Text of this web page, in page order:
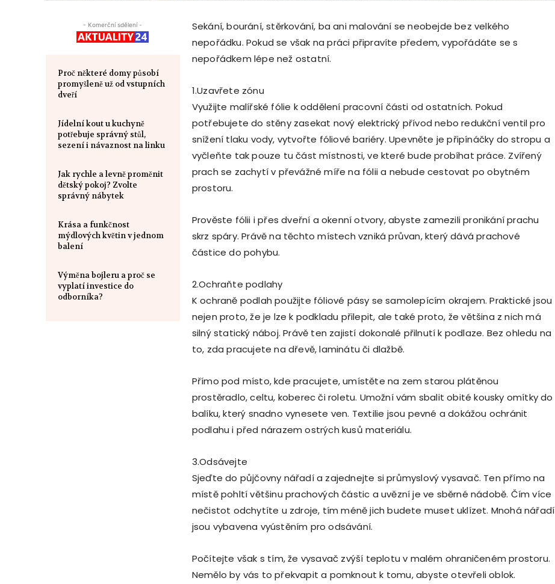
- Komerční sdělení -
Proč některé domy působí
promyšleně už od vstupních
dveří
Jídelní kout u kuchyně
potřebuje správný stůl,
sezení i návaznost na linku
Jak rychle a levně proměnit
dětský pokoj? Zvolte
správný nábytek
Krása a funkčnost
mýdlových květin v jednom
balení
Výměna bojleru a proč se
vyplatí investice do
odborníka?
Sekání, bourání, stěrkování, ba ani malování se neobejde bez velkého
nepořádku. Pokud se však na práci připravíte předem, vypořádáte se s
nepořádkem lépe než ostatní.
1.Uzavřete zónu
Využijte malířské fólie k oddělení pracovní části od ostatních. Pokud
potřebujete do stěny zasekat nový elektrický přívod nebo redukční ventil pro
snížení tlaku vody, vytvořte fóliové bariéry. Upevněte je připínáčky do stropu a
vyčleňte tak pouze tu část místnosti, ve které bude probíhat práce. Zvířený
prach se zachytí v převážné míře na fólii a nebude cestovat po obytném
prostoru.
Prověste fólii i přes dveřní a okenní otvory, abyste zamezili pronikání prachu
skrz spáry. Právě na těchto místech vzniká průvan, který dává prachové
částice do pohybu.
2.Ochraňte podlahy
K ochraně podlah použijte fóliové pásy se samolepícím okrajem. Praktické jsou
nejen proto, že je lze k podkladu přilepit, ale také proto, že většina z nich má
silný statický náboj. Právě ten zajistí dokonalé přilnutí k podlaze. Bez ohledu na
to, zda pracujete na dřevě, laminátu či dlažbě.
Přímo pod místo, kde pracujete, umístěte na zem starou plátěnou
prostěradlo, celtu, koberec či roletu. Umožní vám sbalit obité kousky omítky do
balíku, který snadno vynesete ven. Textilie jsou pevné a dokážou ochránit
podlahu i před nárazem ostrých kusů materiálu.
3.Odsávejte
Sjeďte do půjčovny nářadí a zajednejte si průmyslový vysavač. Ten přímo na
místě pohltí většinu prachových částic a uvězní je ve sběrné nádobě. Čím více
nečistot odchytíte u zdroje, tím méně jich budete muset uklízet. Mnohá ​​nářadí
jsou vybavena vyústěním pro odsávání.
Počítejte však s tím, že vysavač zvýší teplotu v malém ohraničeném prostoru.
Nemělo by vás to překvapit a pomknout k tomu, abyste otevřeli oblok.